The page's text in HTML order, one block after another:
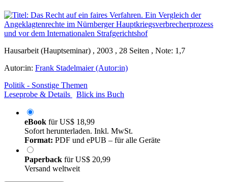
Hausarbeit (Hauptseminar) , 2003 , 28 Seiten , Note: 1,7
Autor:in: Frank Stadelmaier (Autor:in)
Politik - Sonstige Themen
Leseprobe & Details
Blick ins Buch
eBook fürUS$ 18,99
Sofort herunterladen. Inkl. MwSt.
Format: PDF und ePUB – für alle Geräte
Paperback fürUS$ 20,99
Versand weltweit